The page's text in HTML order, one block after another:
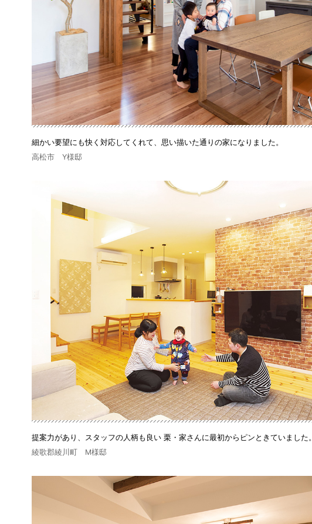
細かい要望にも快く対応してくれて、思い描いた通りの家になりました。
高松市 Y様邸
提案力があり、スタッフの人柄も良い 栗・家さんに最初からピンときていました。
綾歌郡綾川町 M様邸